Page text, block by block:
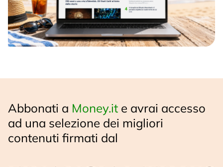
Abbonati a Money.it e avrai accesso
ad una selezione dei migliori
contenuti firmati dal